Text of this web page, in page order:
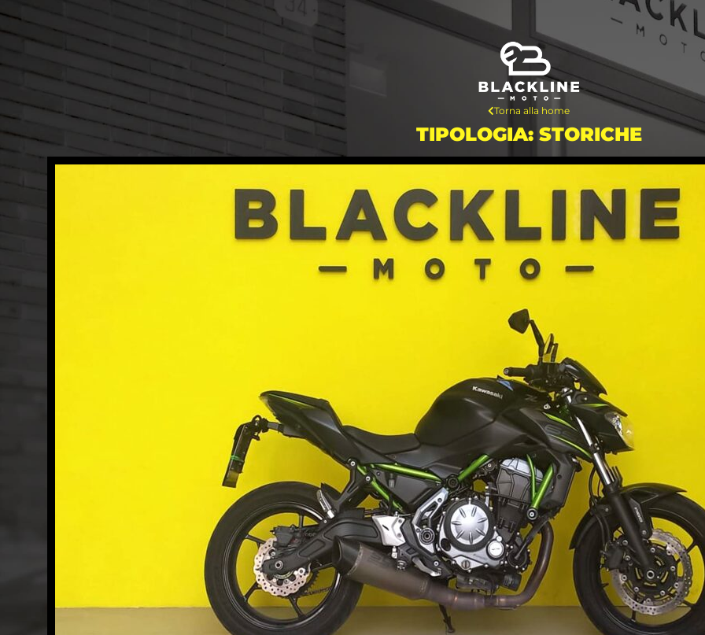
Torna alla home
TIPOLOGIA: STORICHE